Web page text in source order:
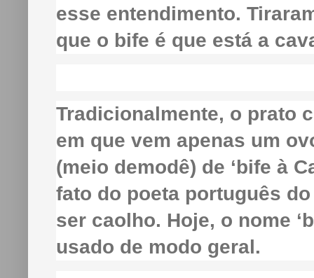
esse entendimento.
que o bife é que está a
Tradicionalmente, o prato
em que vem apenas um
(meio demodê) de ‘bife à
fato do poeta português
ser caolho. Hoje, o nome
usado de modo geral.